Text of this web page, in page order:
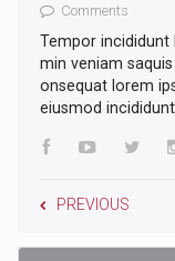
Comments
Tempor incididunt
min veniam
onsequat lorem
eiusmod
PREVIOUS